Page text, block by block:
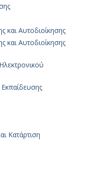
και Αυτοδιοίκησης
και Αυτοδιοίκησης
Κατάρτιση